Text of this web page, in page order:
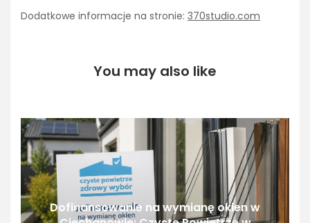
Dodatkowe informacje na stronie: 370studio.com
You may also like
Dofinansowanie na wymianę okien w